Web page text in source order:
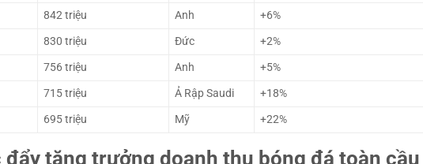
842 triệu Anh
+6%
830 triệu Đức
+2%
756 triệu Anh
+5%
715 triệu Ả Rập Saudi
+18%
695 triệu Mỹ +22%
tăng trưởng doanh thu bóng đá toàn cầu